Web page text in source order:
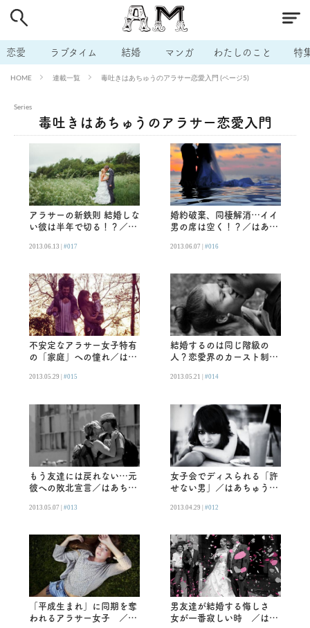
恋愛 ラブタイム 結婚 マンガ わたしのこと 特
HOME 連載一覧 毒吐きはあちゅうのアラサー恋愛入門 (ページ5)
Series
毒吐きはあちゅうのアラサー恋愛入門
アラサーの新鉄則 結婚しな
い彼は半年で切る！？／は
2013.06.13 | #017
婚約破棄、同棲解消…イイ
男の席は空く！？／はあち
2013.06.07 | #016
不安定なアラサー女子特有
の「家庭」への憧れ／はあ
2013.05.29 | #015
結婚するのは同じ階級の
人？恋愛界のカースト制度
音
2013.05.21 | #014
もう友達には戻れない…元
彼への敗北宣言／はあちゅ
2013.05.07 | #013
女子会でディスられる「許
せない男」／はあちゅうが
2013.04.29 | #012
「平成生まれ」に同期を奪
われるアラサー女子 ／は
男友達が結婚する悔しさ
女が一番寂しい時 ／はあ
# 男の本音 # セフレ
# 不倫 # 出会う方法 # マッチングアプリ
# ラブグッズ # 体の相性 # イケない
# 恋愛相談 # モテテク # セフレから本命へ
# セフレがほしい # 夫婦の悩み
# おもしろライフ